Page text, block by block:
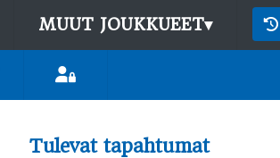
MUUT JOUKKUEET▾
Tulevat tapahtumat